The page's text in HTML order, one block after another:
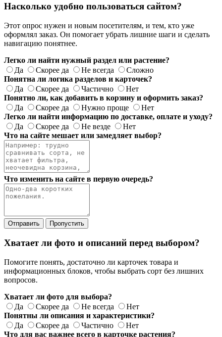
Насколько удобно пользоваться сайтом?
Этот опрос нужен и новым посетителям, и тем, кто уже
оформлял заказ. Он помогает убрать лишние шаги и сделать
навигацию понятнее.
Легко ли найти нужный раздел или растение?
Да
Скорее да Не всегда
Сложно
Понятна ли логика разделов и карточек?
Да
Скорее да Частично
Нет
Понятно ли, как добавить в корзину и оформить заказ?
Да
Скорее да Нужно проще
Нет
Легко ли найти информацию по доставке, оплате и уходу?
Да
Скорее да Не везде
Нет
Что на сайте мешает или замедляет выбор?
Что изменить на сайте в первую очередь?
Отправить Пропустить
Хватает ли фото и описаний перед выбором?
Помогите понять, достаточно ли карточек товара и
информационных блоков, чтобы выбрать сорт без лишних
вопросов.
Хватает ли фото для выбора?
Да
Скорее да Не всегда
Нет
Понятны ли описания и характеристики?
Да
Скорее да Частично
Нет
Что для вас важнее всего в карточке растения?